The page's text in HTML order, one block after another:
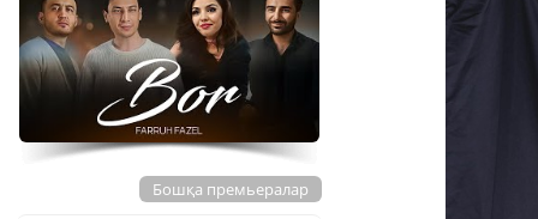
Бошқа премьералар